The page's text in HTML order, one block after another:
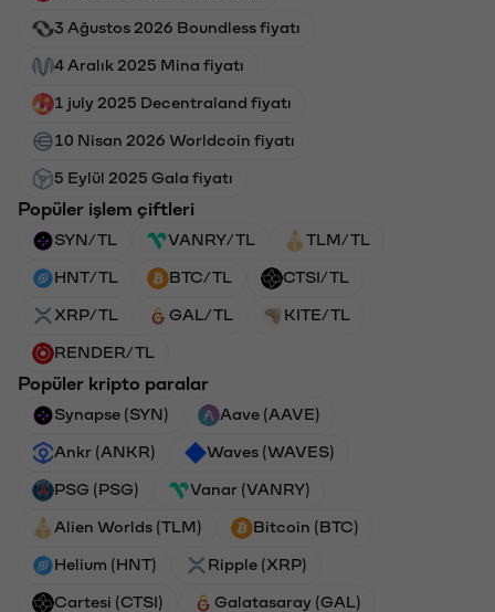
3 Ağustos 2026 Boundless fiyatı
4 Aralık 2025 Mina fiyatı
1 july 2025 Decentraland fiyatı
10 Nisan 2026 Worldcoin fiyatı
5 Eylül 2025 Gala fiyatı
Popüler işlem çiftleri
SYN/TL VANRY/TL TLM/TL
HNT/TL BTC/TL CTSI/TL
XRP/TL GAL/TL KITE/TL
RENDER/TL
Popüler kripto paralar
Synapse (SYN) Aave (AAVE)
Ankr (ANKR) Waves (WAVES)
PSG (PSG) Vanar (VANRY)
Alien Worlds (TLM) Bitcoin (BTC)
Helium (HNT) Ripple (XRP)
Cartesi (CTSI) Galatasaray (GAL)